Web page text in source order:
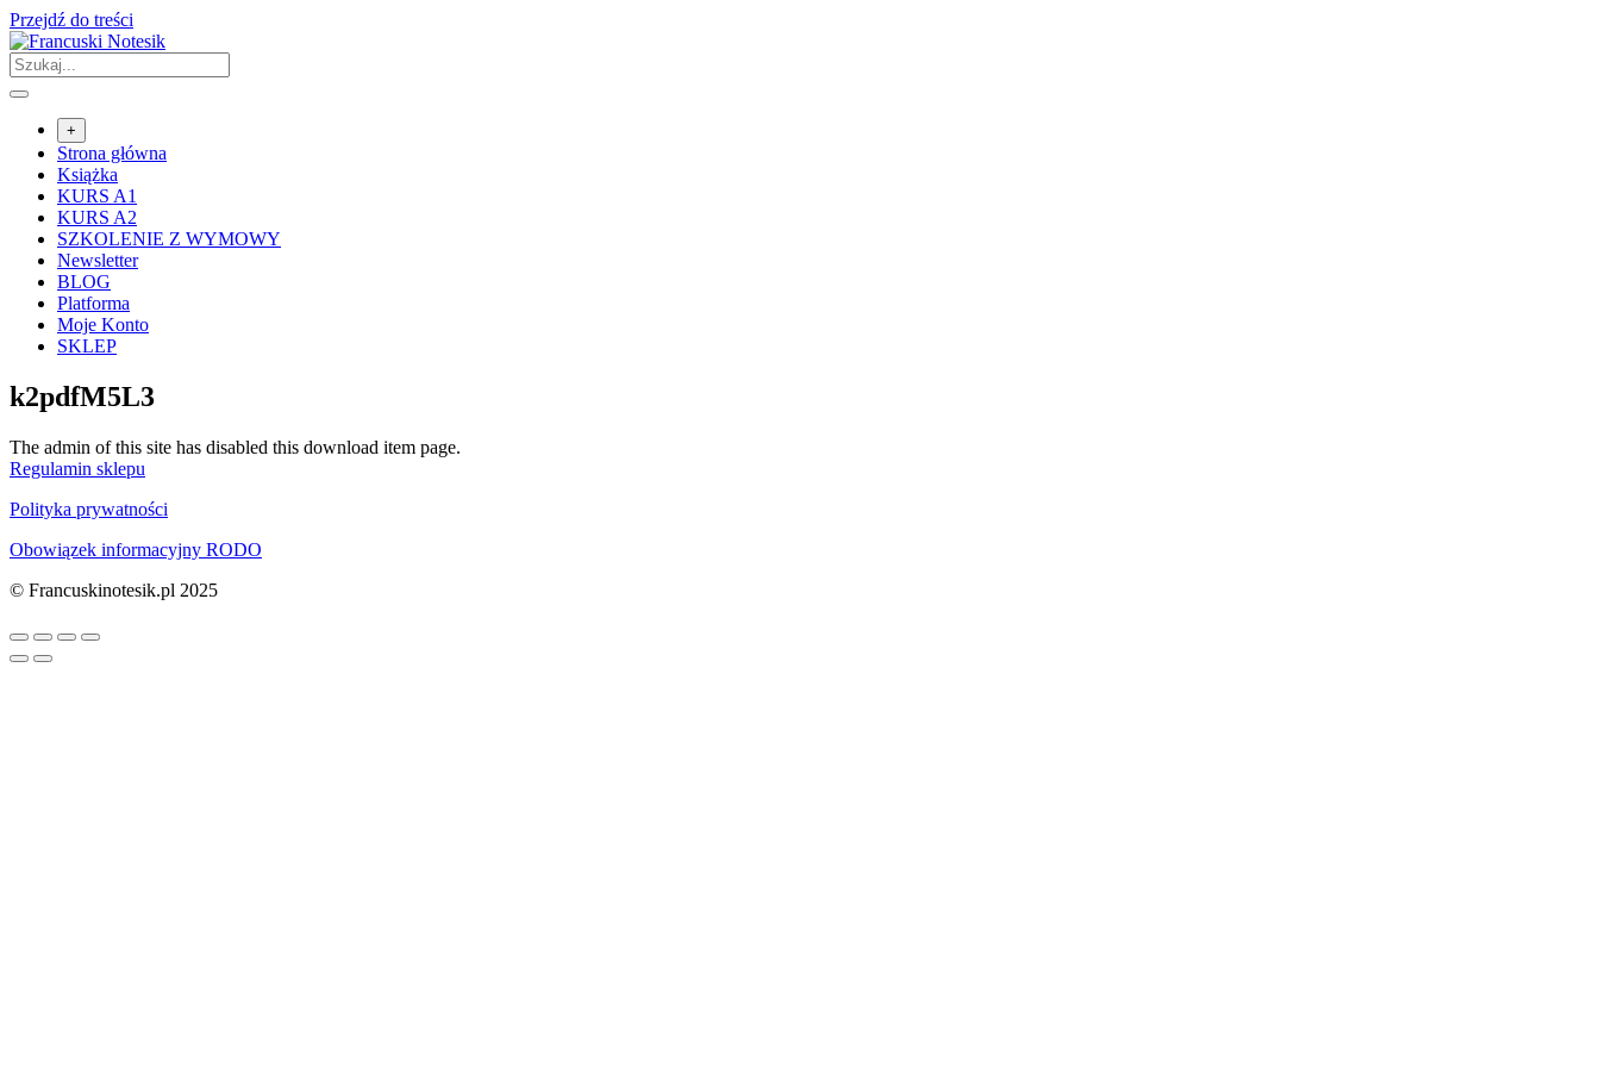
Przejdź do treści
+
Strona główna
Książka
KURS A1
KURS A2
SZKOLENIE Z WYMOWY
Newsletter
BLOG
Platforma
Moje Konto
SKLEP
k2pdfM5L3
The admin of this site has disabled this download item page.
Regulamin sklepu
Polityka prywatności
Obowiązek informacyjny RODO
© Francuskinotesik.pl 2025